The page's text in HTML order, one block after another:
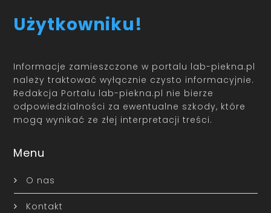
Użytkowniku!
Informacje zamieszczone w portalu lab-piekna.pl
należy traktować wyłącznie czysto informacyjnie.
Redakcja Portalu lab-piekna.pl nie bierze
odpowiedzialności za ewentualne szkody, które
mogą wynikać ze złej interpretacji treści.
Menu
O nas
Kontakt